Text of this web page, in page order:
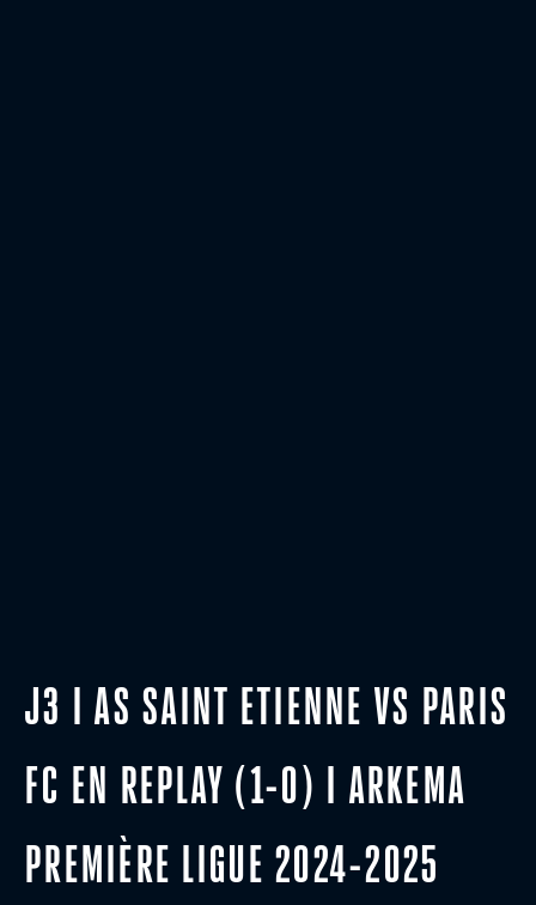
J3 I AS SAINT ETIENNE VS PARIS
FC EN REPLAY (1-0) I ARKEMA
PREMIÈRE LIGUE 2024-2025